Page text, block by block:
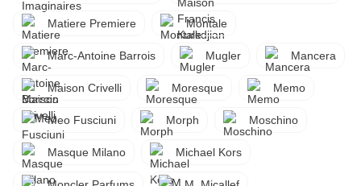
Matiere Premiere Montale
Marc-Antoine Barrois Mugler Mancera
Maison Crivelli Moresque Memo
Meo Fusciuni Morph Moschino
Masque Milano Michael Kors